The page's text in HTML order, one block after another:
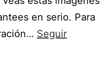
en serio. Para
Seguir